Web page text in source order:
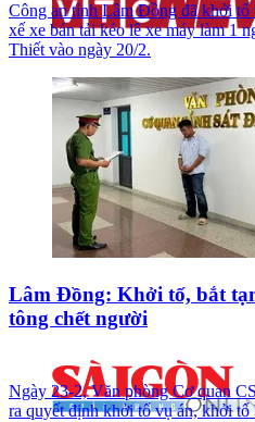
Công an tỉnh Lâm Đồng đã khởi
xế xe bán tải kéo lê xe máy làm 1
Thiết vào ngày 20/2.
Lâm Đồng: Khởi tố, bắt
tông chết người
Ngày 23-2, Văn phòng Cơ quan
ra quyết định khởi tố vụ án, khởi